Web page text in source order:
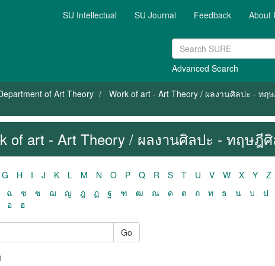
SU Intellectual SU Journal Feedback About
Advanced Search
of Art Theory
Work of art - Art Theory / ผลงานศิลปะ - ทฤ
of art - Art Theory / ผลงานศิลปะ - ทฤษฎี
G H I J K L M N O P Q R S T U V W X Y
Z
ฉ ช ซ ฌ ญ ฎ ฏ ฐ ฑ ฒ ณ ด ต ถ ท ธ น บ ป
อ ฮ
Go